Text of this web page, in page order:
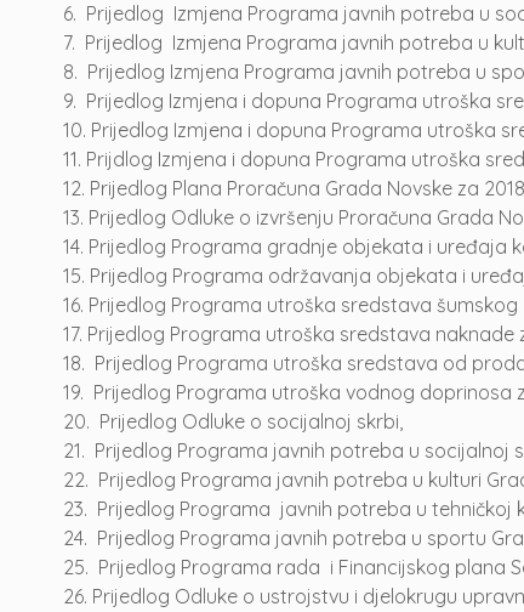
6. Prijedlog Izmjena Programa javnih potreba u
7. Prijedlog Izmjena Programa javnih potreba u
8. Prijedlog Izmjena Programa javnih potreba u
9. Prijedlog Izmjena i dopuna Programa utroška
10. Prijedlog Izmjena i dopuna Programa utroška
11. Prijdlog Izmjena i dopuna Programa utroška
12. Prijedlog Plana Proračuna Grada Novske za
13. Prijedlog Odluke o izvršenju Proračuna Grada
14. Prijedlog Programa gradnje objekata i uređaja
15. Prijedlog Programa održavanja objekata i
16. Prijedlog Programa utroška sredstava šumskog
17. Prijedlog Programa utroška sredstava
18. Prijedlog Programa utroška sredstava od
19. Prijedlog Programa utroška vodnog doprinosa
20. Prijedlog Odluke o socijalnoj skrbi,
21. Prijedlog Programa javnih potreba u socijalnoj
22. Prijedlog Programa javnih potreba u kulturi
23. Prijedlog Programa javnih potreba u tehničkoj
24. Prijedlog Programa javnih potreba u sportu
25. Prijedlog Programa rada i Financijskog plana
26. Prijedlog Odluke o ustrojstvu i djelokrugu